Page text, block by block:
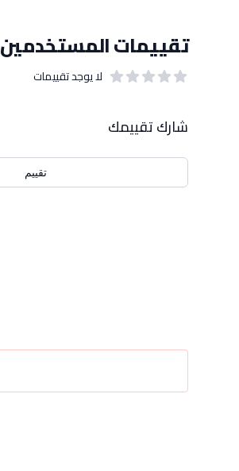
تقييمات المستخدمين
لا يوجد تقييمات
شارك تقييمك
تقييم